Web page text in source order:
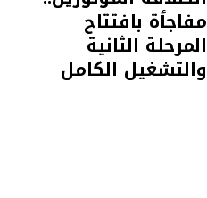
مفاجأة بافتتاح
المرحلة الثانية
والتشغيل الكامل